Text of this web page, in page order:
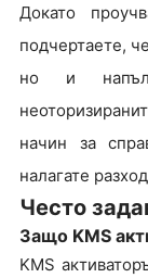
Докато
подчертаете,
но и
начин за
налагате
Често
Защо KMS
KMS